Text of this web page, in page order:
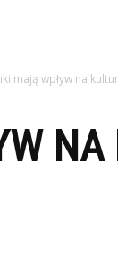
mają wpływ na
NA